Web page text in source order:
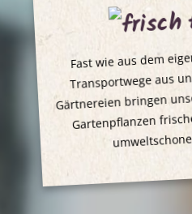
Fast wie aus dem
Transportwege aus
Gärtnereien bringen
Gartenpflanzen